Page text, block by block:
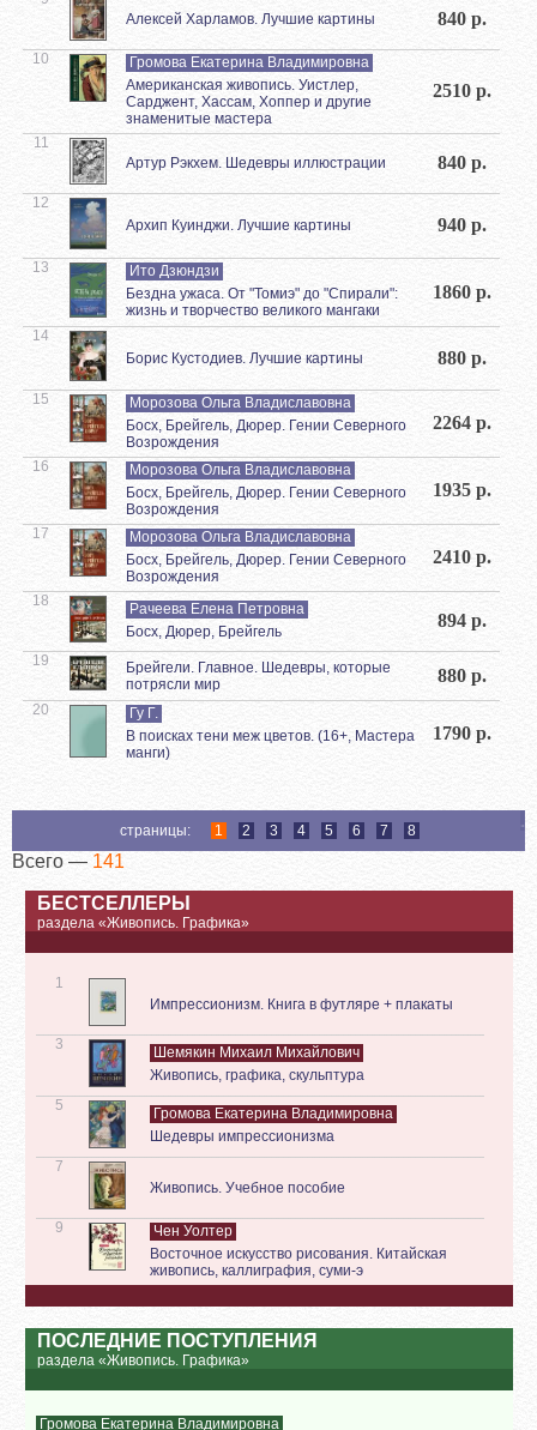
Алексей Харламов. Лучшие картины
840 р.
10
Громова Екатерина Владимировна
Американская живопись. Уистлер,
Сарджент, Хассам, Хоппер и другие
знаменитые мастера
2510 р.
11
Артур Рэкхем. Шедевры иллюстрации
840 р.
12
Архип Куинджи. Лучшие картины
940 р.
13
Ито Дзюндзи
Бездна ужаса. От "Томиэ" до "Спирали":
жизнь и творчество великого мангаки
1860 р.
14
Борис Кустодиев. Лучшие картины
880 р.
15
Морозова Ольга Владиславовна
Босх, Брейгель, Дюрер. Гении Северного
Возрождения
2264 р.
16
Морозова Ольга Владиславовна
Босх, Брейгель, Дюрер. Гении Северного
Возрождения
1935 р.
17
Морозова Ольга Владиславовна
Босх, Брейгель, Дюрер. Гении Северного
Возрождения
2410 р.
18
Рачеева Елена Петровна
Босх, Дюрер, Брейгель
894 р.
19
Брейгели. Главное. Шедевры, которые
потрясли мир
880 р.
20
Гу Г.
В поисках тени меж цветов. (16+, Мастера
манги)
1790 р.
страницы: 1 2 3 4 5 6 7 8
Всего — 141
БЕСТСЕЛЛЕРЫ
раздела «Живопись. Графика»
1
Импрессионизм. Книга в футляре + плакаты
3
Шемякин Михаил Михайлович
Живопись, графика, скульптура
5
Громова Екатерина Владимировна
Шедевры импрессионизма
7
Живопись. Учебное пособие
9
Чен Уолтер
Восточное искусство рисования. Китайская
живопись, каллиграфия, суми-э
ПОСЛЕДНИЕ ПОСТУПЛЕНИЯ
раздела «Живопись. Графика»
Громова Екатерина Владимировна